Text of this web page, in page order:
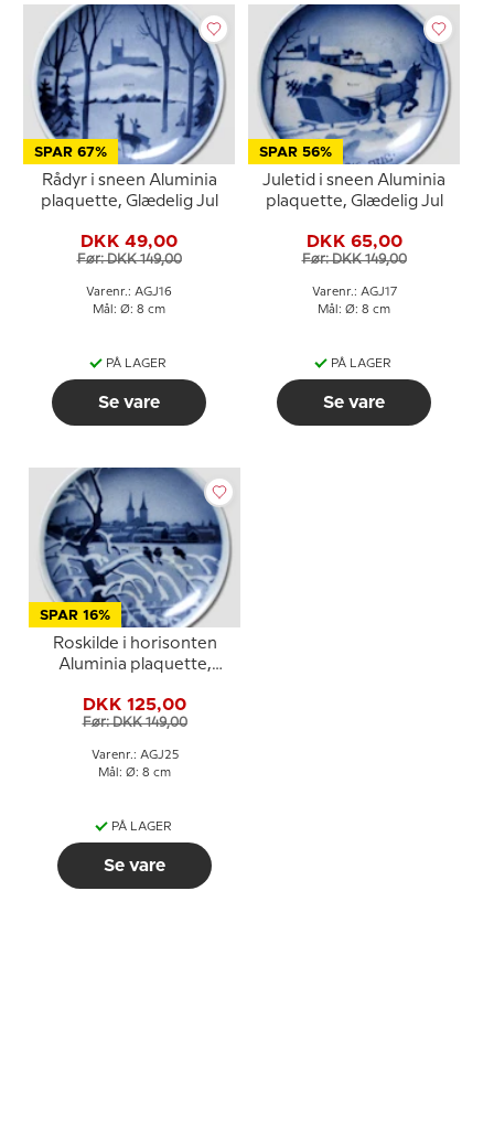
SPAR 67%
Rådyr i sneen Aluminia
plaquette, Glædelig Jul
DKK 49,00
Før: DKK 149,00
Varenr.: AGJ16
Mål: Ø: 8 cm
PÅ LAGER
Se vare
SPAR 56%
Juletid i sneen Aluminia
plaquette, Glædelig Jul
DKK 65,00
Før: DKK 149,00
Varenr.: AGJ17
Mål: Ø: 8 cm
PÅ LAGER
Se vare
SPAR 16%
Roskilde i horisonten
Aluminia plaquette,
DKK 125,00
Før: DKK 149,00
Varenr.: AGJ25
Mål: Ø: 8 cm
PÅ LAGER
Se vare